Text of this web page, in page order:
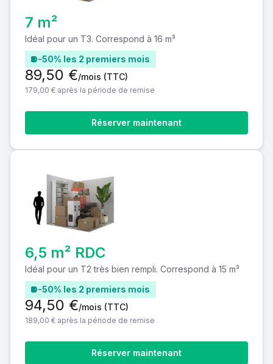
7 m²
Idéal pour un T3. Correspond à 16 m³
-50% les 2 premiers mois
Réserver maintenant
89,50 €/mois (TTC)
179,00 € après la période de remise
6,5 m² RDC
Idéal pour un T2 très bien rempli. Correspond à 15 m³
-50% les 2 premiers mois
Réserver maintenant
94,50 €/mois (TTC)
189,00 € après la période de remise